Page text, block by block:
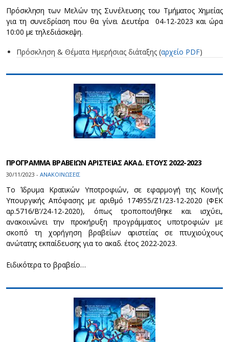
Πρόσκληση των Μελών της Συνέλευσης του Τμήματος Χημείας
για τη συνεδρίαση που θα γίνει Δευτέρα 04-12-2023 και ώρα
10:00 με τηλεδιάσκεψη.
Πρόσκληση & Θέματα Ημερήσιας διάταξης (αρχείο PDF)
ΠΡΟΓΡΑΜΜΑ ΒΡΑΒΕΙΩΝ ΑΡΙΣΤΕΙΑΣ ΑΚΑΔ. ΕΤΟΥΣ 2022-2023
30/11/2023 - ΑΝΑΚΟΙΝΩΣΕΙΣ
Το Ίδρυμα Κρατικών Υποτροφιών, σε εφαρμογή της Κοινής
Υπουργικής Απόφασης με αριθμό 174955/Ζ1/23-12-2020 (ΦΕΚ
αρ.5716/Β’/24-12-2020), όπως τροποποιήθηκε και ισχύει,
ανακοινώνει την προκήρυξη προγράμματος υποτροφιών με
σκοπό τη χορήγηση βραβείων αριστείας σε πτυχιούχους
ανώτατης εκπαίδευσης για το ακαδ. έτος 2022-2023.
Ειδικότερα το βραβείο…